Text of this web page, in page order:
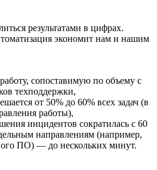
результатами в цифрах.
экономит нам и нашим
сопоставимую по объему с
техподдержки,
от 50% до 60% всех задач (в
работы),
инцидентов сократилась с 60
направлениям (например,
ПО) — до нескольких минут.